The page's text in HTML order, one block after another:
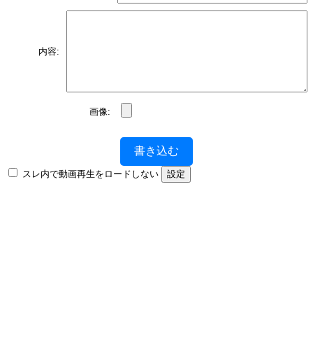
内容:
画像:
書き込む
スレ内で動画再生をロードしない